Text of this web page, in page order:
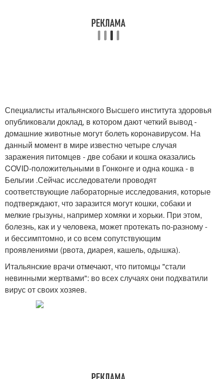
Специалисты итальянского Высшего института здоровья
опубликовали доклад, в котором дают четкий вывод -
домашние животные могут болеть коронавирусом. На
данный момент в мире известно четыре случая
заражения питомцев - две собаки и кошка оказались
COVID-положительными в Гонконге и одна кошка - в
Бельгии .Сейчас исследователи проводят
соответствующие лабораторные исследования, которые
подтверждают, что заразится могут кошки, собаки и
мелкие грызуны, например хомяки и хорьки. При этом,
болезнь, как и у человека, может протекать по-разному -
и бессимптомно, и со всем сопутствующим
проявлениями (рвота, диарея, кашель, одышка).
Итальянские врачи отмечают, что питомцы "стали
невинными жертвами": во всех случаях они подхватили
вирус от своих хозяев.